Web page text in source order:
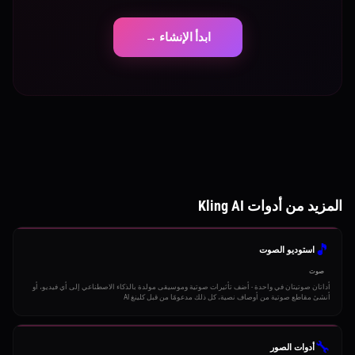
ابدأ الإنشاء →
المزيد من أدوات Kling AI
🎵 استوديو الصوت
صوت
أداتان صوتيتان في واحدة - أضف تأثيرات صوتية وموسيقى مولدة بالذكاء الاصطناعي إلى أي فيديو، أو
أنشئ مقاطع صوتية من أوصاف نصية، كل ذلك مدعومًا من قبل كلينغ AI
🔧أدوات الصور